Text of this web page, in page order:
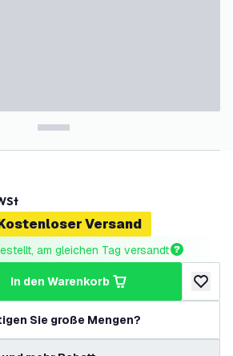
Versand
am gleichen Tag versandt
in den Warenkorb
zur
Sie große Mengen?